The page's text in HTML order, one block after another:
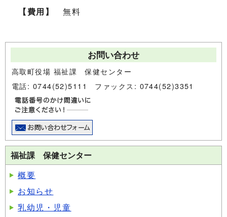
【費用】
無料
お問い合わせ
高取町役場 福祉課 保健センター
電話: 0744(52)5111 ファックス: 0744(52)3351
福祉課 保健センター
概要
お知らせ
乳幼児・児童